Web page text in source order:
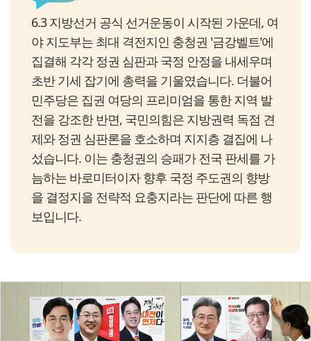
6.3 지방선거 공식 선거운동이 시작된 가운데, 여
야 지도부는 최대 격전지인 충청권 '금강벨트'에
집결해 각각 정권 심판과 국정 안정을 내세우며
초반 기세 잡기에 총력을 기울였습니다. 더불어
민주당은 집권 여당의 프리미엄을 통한 지역 발
전을 강조한 반면, 국민의힘은 지방권력 독점 견
제와 정권 심판론을 호소하며 지지층 결집에 나
섰습니다. 이는 충청권의 승패가 전국 판세를 가
늠하는 바로미터이자 향후 국정 주도권의 향방
을 결정지을 전략적 요충지라는 판단에 따른 행
보입니다.